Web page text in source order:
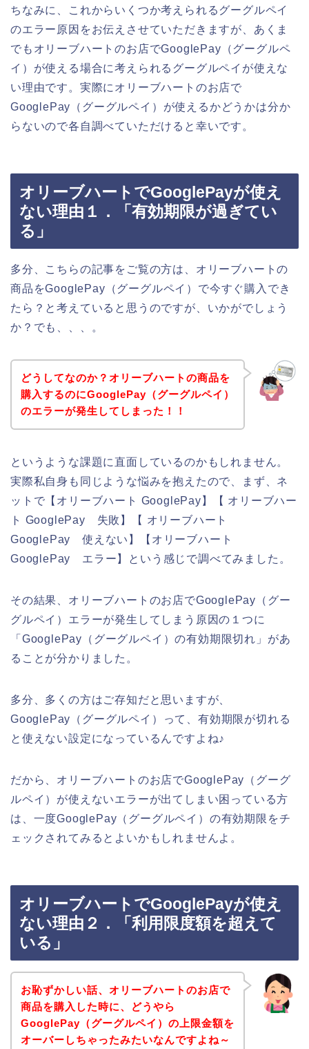
ちなみに、これからいくつか考えられるグーグルペイ
のエラー原因をお伝えさせていただきますが、あくま
でもオリーブハートのお店でGooglePay（グーグルペ
イ）が使える場合に考えられるグーグルペイが使えな
い理由です。実際にオリーブハートのお店で
GooglePay（グーグルペイ）が使えるかどうかは分か
らないので各自調べていただけると幸いです。
オリーブハートでGooglePayが使え
ない理由１．「有効期限が過ぎてい
る」
多分、こちらの記事をご覧の方は、オリーブハートの
商品をGooglePay（グーグルペイ）で今すぐ購入でき
たら？と考えていると思うのですが、いかがでしょう
か？でも、、、。
どうしてなのか？オリーブハートの商品を
購入するのにGooglePay（グーグルペイ）
のエラーが発生してしまった！！
というような課題に直面しているのかもしれません。
実際私自身も同じような悩みを抱えたので、まず、ネ
ットで【オリーブハート GooglePay】【 オリーブハー
ト GooglePay 失敗】【 オリーブハート
GooglePay 使えない】【オリーブハート
GooglePay エラー】という感じで調べてみました。
その結果、オリーブハートのお店でGooglePay（グー
グルペイ）エラーが発生してしまう原因の１つに
「GooglePay（グーグルペイ）の有効期限切れ」があ
ることが分かりました。
多分、多くの方はご存知だと思いますが、
GooglePay（グーグルペイ）って、有効期限が切れる
と使えない設定になっているんですよね♪
だから、オリーブハートのお店でGooglePay（グーグ
ルペイ）が使えないエラーが出てしまい困っている方
は、一度GooglePay（グーグルペイ）の有効期限をチ
ェックされてみるとよいかもしれませんよ。
オリーブハートでGooglePayが使え
ない理由２．「利用限度額を超えて
いる」
お恥ずかしい話、オリーブハートのお店で
商品を購入した時に、どうやら
GooglePay（グーグルペイ）の上限金額を
オーバーしちゃったみたいなんですよね～